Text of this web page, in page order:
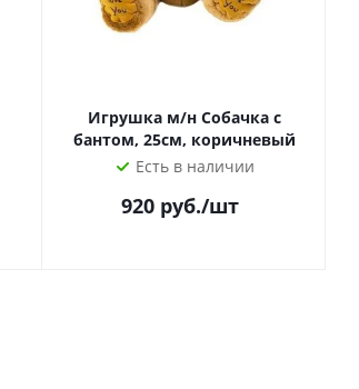
Игрушка м/н Собачка с
бантом, 25см, коричневый
Есть в наличии
920 руб./шт